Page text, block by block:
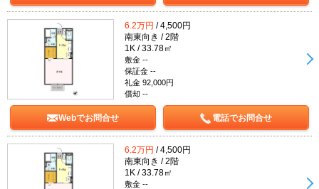
6.2万円 / 4,500円
南東向き / 2階
1K / 33.78㎡
敷金 --
保証金 --
礼金 92,000円
償却 --
Webでお問合せ 電話でお問合せ
6.2万円 / 4,500円
南東向き / 2階
1K / 33.78㎡
敷金 --